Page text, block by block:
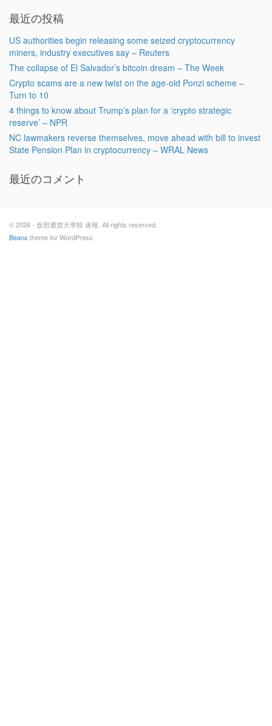
最近の投稿
US authorities begin releasing some seized cryptocurrency
miners, industry executives say – Reuters
The collapse of El Salvador’s bitcoin dream – The Week
Crypto scams are a new twist on the age-old Ponzi scheme –
Turn to 10
4 things to know about Trump’s plan for a ‘crypto strategic
reserve’ – NPR
NC lawmakers reverse themselves, move ahead with bill to invest
State Pension Plan in cryptocurrency – WRAL News
最近のコメント
© 2026 - 仮想通貨大學校 速報. All rights reserved.
Beans theme for WordPress.